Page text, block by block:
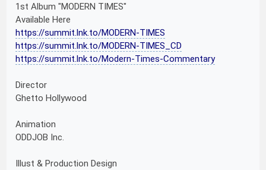
1st Album "MODERN TIMES"
Available Here
https://summit.lnk.to/MODERN-TIMES
https://summit.lnk.to/MODERN-TIMES_CD
https://summit.lnk.to/Modern-Times-Commentary
Director
Ghetto Hollywood
Animation
ODDJOB Inc.
Illust & Production Design